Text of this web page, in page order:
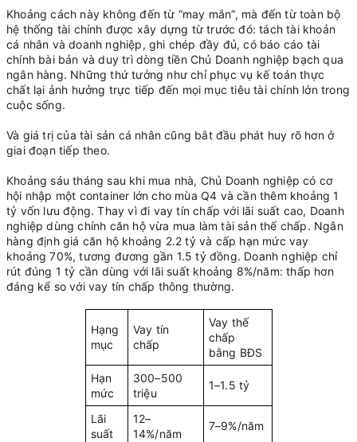
Khoảng cách này không đến từ “may mắn”, mà đến từ toàn bộ
hệ thống tài chính được xây dựng từ trước đó: tách tài khoản
cá nhân và doanh nghiệp, ghi chép đầy đủ, có báo cáo tài
chính bài bản và duy trì dòng tiền Chủ Doanh nghiệp bạch qua
ngân hàng. Những thứ tưởng như chỉ phục vụ kế toán thực
chất lại ảnh hưởng trực tiếp đến mọi mục tiêu tài chính lớn trong
cuộc sống.
Và giá trị của tài sản cá nhân cũng bắt đầu phát huy rõ hơn ở
giai đoạn tiếp theo.
Khoảng sáu tháng sau khi mua nhà, Chủ Doanh nghiệp có cơ
hội nhập một container lớn cho mùa Q4 và cần thêm khoảng 1
tỷ vốn lưu động. Thay vì đi vay tín chấp với lãi suất cao, Doanh
nghiệp dùng chính căn hộ vừa mua làm tài sản thế chấp. Ngân
hàng định giá căn hộ khoảng 2.2 tỷ và cấp hạn mức vay
khoảng 70%, tương đương gần 1.5 tỷ đồng. Doanh nghiệp chỉ
rút đúng 1 tỷ cần dùng với lãi suất khoảng 8%/năm: thấp hơn
đáng kể so với vay tín chấp thông thường.
Hạng
mục
Vay tín
chấp
Vay thế
chấp
bằng BĐS
Hạn
mức
300–500
triệu
1–1.5 tỷ
Lãi
suất
12–
14%/năm
7–9%/năm